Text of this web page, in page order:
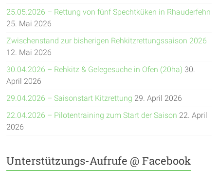
25.05.2026 – Rettung von fünf Spechtküken in Rhauderfehn
25. Mai 2026
Zwischenstand zur bisherigen Rehkitzrettungssaison 2026
12. Mai 2026
30.04.2026 – Rehkitz & Gelegesuche in Ofen (20ha) 30.
April 2026
29.04.2026 – Saisonstart Kitzrettung 29. April 2026
22.04.2026 – Pilotentraining zum Start der Saison 22. April
2026
Unterstützungs-Aufrufe @ Facebook